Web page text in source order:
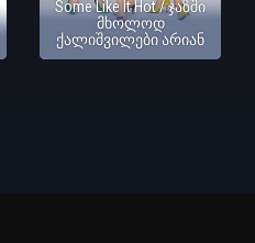
Some Like It Hot / ჯაზში
მხოლოდ
ქალიშვილები არიან